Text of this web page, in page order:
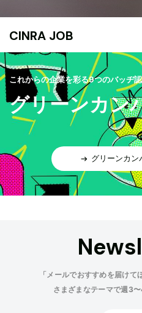
CINRA JOB
これからの企業を彩る9つのバッヂ
グリーンカン
グリーンカン
「メールでおすすめを届けて
さまざまなテーマで週3